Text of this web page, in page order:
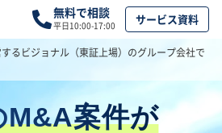
る ビジョナル（東証上場）のグループ会社で
無料で相談
平日10:00-17:00
サービス資料
M&A案件が